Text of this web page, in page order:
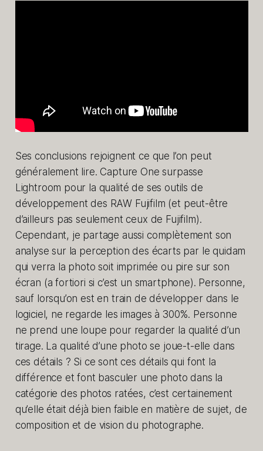
Ses conclusions rejoignent ce que l’on peut
généralement lire. Capture One surpasse
Lightroom pour la qualité de ses outils de
développement des RAW Fujifilm (et peut-être
d’ailleurs pas seulement ceux de Fujifilm).
Cependant, je partage aussi complètement son
analyse sur la perception des écarts par le quidam
qui verra la photo soit imprimée ou pire sur son
écran (a fortiori si c’est un smartphone). Personne,
sauf lorsqu’on est en train de développer dans le
logiciel, ne regarde les images à 300%. Personne
ne prend une loupe pour regarder la qualité d’un
tirage. La qualité d’une photo se joue-t-elle dans
ces détails ? Si ce sont ces détails qui font la
différence et font basculer une photo dans la
catégorie des photos ratées, c’est certainement
qu’elle était déjà bien faible en matière de sujet, de
composition et de vision du photographe.